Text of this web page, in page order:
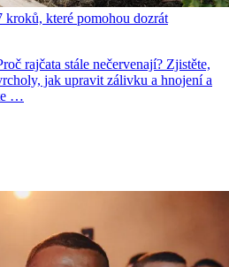
kroků, které pomohou dozrát
rajčata stále nečervenají? Zjistěte,
jak upravit zálivku a hnojení a
…